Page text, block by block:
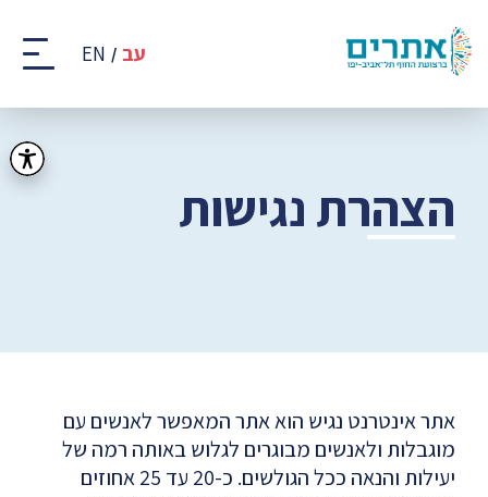
קבוצת
אתרים
-
עב EN
הצהרת נגישות
אתר אינטרנט נגיש הוא אתר המאפשר לאנשים עם
מוגבלות ולאנשים מבוגרים לגלוש באותה רמה של
יעילות והנאה ככל הגולשים. כ-20 עד 25 אחוזים